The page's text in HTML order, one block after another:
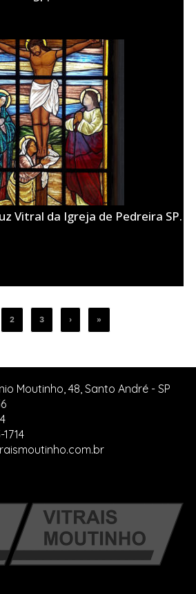
Vitral da Igreja de Pedreira SP.
2 3 › »
Moutinho, 48, Santo André - SP